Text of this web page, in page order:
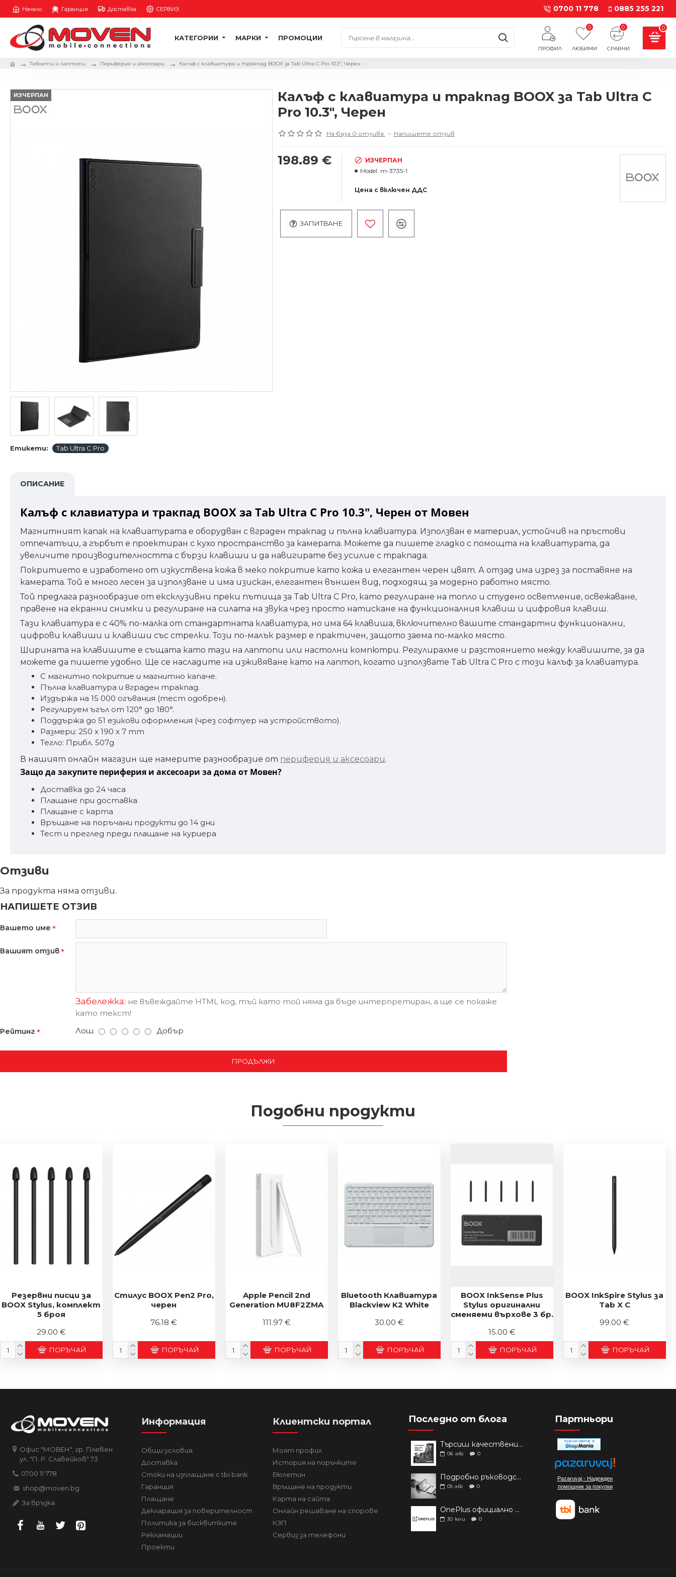
Начало Гаранция Доставка СЕРВИЗ 0700 11 778 0885 255 221
КАТЕГОРИИ МАРКИ ПРОМОЦИИ
ПРОФИЛ ЛЮБИМИ
0
СРАВНИ
0 0
Таблети и лаптопи Периферия и аксесоари Калъф с клавиатура и тракпад BOOX за Tab Ultra C Pro 10.3", Черен
ИЗЧЕРПАН
Етикети: Tab Ultra C Pro
Калъф с клавиатура и тракпад BOOX за Tab Ultra C
Pro 10.3", Черен
На база 0 отзива. - Напишете отзив
198.89 €
ИЗЧЕРПАН
Model: m-3735-1
Цена с включен ДДС
ЗАПИТВАНЕ
ОПИСАНИЕ
Калъф с клавиатура и тракпад BOOX за Tab Ultra C Pro 10.3", Черен от Мовен
Магнитният капак на клавиатурата е оборудван с вграден тракпад и пълна клавиатура. Използван е материал, устойчив на пръстови
отпечатъци, а гърбът е проектиран с кухо пространство за камерата. Можете да пишете гладко с помощта на клавиатурата, да
увеличите производителността с бързи клавиши и да навигирате без усилие с тракпада.
Покритието е изработено от изкуствена кожа в меко покритие като кожа и елегантен черен цвят. А отзад има изрез за поставяне на
камерата. Той е много лесен за използване и има изискан, елегантен външен вид, подходящ за модерно работно място.
Той предлага разнообразие от ексклузивни преки пътища за Tab Ultra C Pro, като регулиране на топло и студено осветление, освежаване,
правене на екранни снимки и регулиране на силата на звука чрез просто натискане на функционалния клавиш и цифровия клавиш.
Тази клавиатура е с 40% по-малка от стандартната клавиатура, но има 64 клавиша, включително вашите стандартни функционални,
цифрови клавиши и клавиши със стрелки. Този по-малък размер е практичен, защото заема по-малко място.
Ширината на клавишите е същата като тази на лаптопи или настолни компютри. Регулирахме и разстоянието между клавишите, за да
можете да пишете удобно. Ще се насладите на изживяване като на лаптоп, когато използвате Tab Ultra C Pro с този калъф за клавиатура.
С магнитно покритие и магнитно капаче.
Пълна клавиатура и вграден тракпад.
Издържа на 15 000 огъвания (тест одобрен).
Регулируем ъгъл от 120° до 180°.
Поддържа до 51 езикови оформления (чрез софтуер на устройството).
Размери: 250 x 190 x 7 mm
Тегло: Прибл. 507g
В нашият онлайн магазин ще намерите разнообразие от периферия и аксесоари.
Защо да закупите периферия и аксесоари за дома от Мовен?
Доставка до 24 часа
Плащане при доставка
Плащане с карта
Връщане на поръчани продукти до 14 дни
Тест и преглед преди плащане на куриера
Отзиви
За продукта няма отзиви.
НАПИШЕТЕ ОТЗИВ
Вашето име
Вашият отзив
Забележка: не въвеждайте HTML код, тъй като той няма да бъде интерпретиран, а ще се покаже
като текст!
Рейтинг Лош Добър
ПРОДЪЛЖИ
Подобни продукти
Резервни писци за
BOOX Stylus, комплект
5 броя
29.00 €
ПОРЪЧАЙ
Стилус BOOX Pen2 Pro,
черен
76.18 €
ПОРЪЧАЙ
Apple Pencil 2nd
Generation MU8F2ZMA
111.97 €
ПОРЪЧАЙ
Bluetooth Клавиатура
Blackview K2 White
30.00 €
ПОРЪЧАЙ
BOOX InkSense Plus
Stylus оригинални
сменяеми върхове 3 бр.
15.00 €
ПОРЪЧАЙ
BOOX InkSpire Stylus за
Tab X C
99.00 €
ПОРЪЧАЙ
Офис "МОВЕН", гр. Плевен
ул. "П. Р. Славейков" 73
0700 11 778
shop@moven.bg
За връзка
Информация
Общи условия
Доставка
Стоки на изплащане с tbi bank
Гаранция
Плащане
Декларация за поверителност
Политика за бисквитките
Рекламации
Проекти
Клиентски портал
Моят профил
История на поръчките
Бюлетин
Връщане на продукти
Карта на сайта
Онлайн решаване на спорове
КЗП
Сервиз за телефони
Последно от блога
Търсиш качествени аксесоари за твоя модел? Как правилно да защитим новия си смартфон: Ръководство за аксесоари през 2026 г.
06 авг 0
Подробно ръководство: Кой смартфон да купиш през 2026 г.?
05 авг 0
OnePlus официално изчерпа наличностите си от телефони на основни пазари
30 юли 0
Партньори
Pazaruvaj - Надежден
помощник за покупки